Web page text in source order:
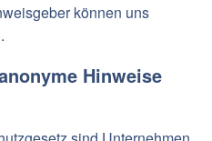
können uns
Hinweise